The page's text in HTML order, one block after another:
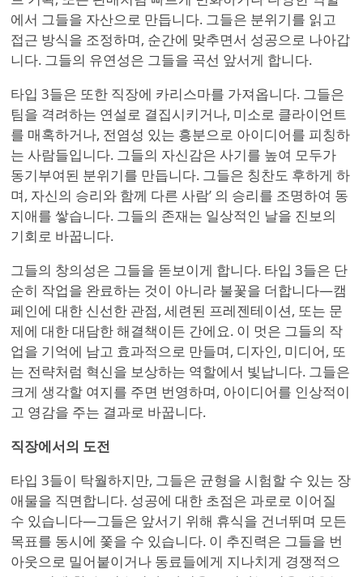
에서 그들을 자산으로 만듭니다. 그들은 분위기를 읽고
접근 방식을 조정하며, 순간에 맞추면서 성공으로 나아갑
니다. 그들의 유연성은 그들을 곡선 앞서게 합니다.
타입 3들은 또한 직장에 카리스마를 가져옵니다. 그들은
팀을 격려하는 연설로 결집시키거나, 미소로 클라이언트
를 매혹하거나, 전염성 있는 흥분으로 아이디어를 피칭하
는 사람들입니다. 그들의 자신감은 사기를 높여 모두가
동기부여된 분위기를 만듭니다. 그들은 칭찬도 후하게 하
며, 자신의 승리와 함께 다른 사람’ 의 승리를 조명하여 동
지애를 쌓습니다. 그들의 존재는 일상적인 날을 진보의
기회로 바꿉니다.
그들의 창의성은 그들을 돋보이게 합니다. 타입 3들은 단
순히 작업을 완료하는 것이 아니라 불꽃을 더합니다—캠
페인에 대한 신선한 관점, 세련된 프레젠테이션, 또는 문
제에 대한 대담한 해결책이든 간에요. 이 멋은 그들의 작
업을 기억에 남고 효과적으로 만들며, 디자인, 미디어, 또
는 전략처럼 혁신을 보상하는 역할에서 빛납니다. 그들은
크게 생각할 여지를 주면 번영하며, 아이디어를 인상적이
고 영감을 주는 결과로 바꿉니다.
직장에서의 도전
타입 3들이 탁월하지만, 그들은 균형을 시험할 수 있는 장
애물을 직면합니다. 성공에 대한 초점은 과로로 이어질
수 있습니다—그들은 앞서기 위해 휴식을 건너뛰며 모든
목표를 동시에 쫓을 수 있습니다. 이 추진력은 그들을 번
아웃으로 밀어붙이거나 동료들에게 지나치게 경쟁적으